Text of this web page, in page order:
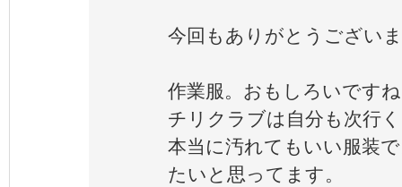
今回もありがとうござい
作業服。おもしろいです
チリクラブは自分も次行
本当に汚れてもいい服装
たいと思ってます。